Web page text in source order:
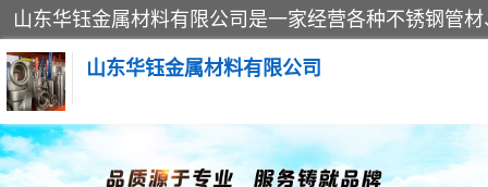
山东华钰金属材料有限公司